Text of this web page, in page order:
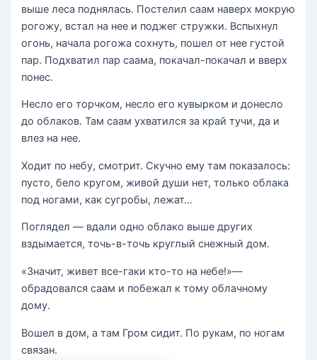
выше леса поднялась. Постелил саам наверх мокрую
рогожу, встал на нее и поджег стружки. Вспыхнул
огонь, начала рогожа сохнуть, пошел от нее густой
пар. Подхватил пар саама, покачал-покачал и вверх
понес.
Несло его торчком, несло его кувырком и донесло
до облаков. Там саам ухватился за край тучи, да и
влез на нее.
Ходит по небу, смотрит. Скучно ему там показалось:
пусто, бело кругом, живой души нет, только облака
под ногами, как сугробы, лежат…
Поглядел — вдали одно облако выше других
вздымается, точь-в-точь круглый снежный дом.
«Значит, живет все-гаки кто-то на небе!»—
обрадовался саам и побежал к тому облачному
дому.
Вошел в дом, а там Гром сидит. По рукам, по ногам
связан.